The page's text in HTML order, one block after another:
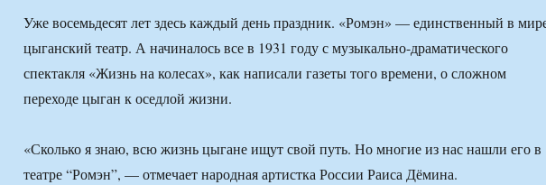
Уже восемьдесят лет здесь каждый день праздник. «Ромэн» — единственный в
цыганский театр. А начиналось все в 1931 году с музыкально-драматического
спектакля «Жизнь на колесах», как написали газеты того времени, о сложном
переходе цыган к оседлой жизни.
«Сколько я знаю, всю жизнь цыгане ищут свой путь. Но многие из нас нашли его в
театре “Ромэн”, — отмечает народная артистка России Раиса Дёмина.